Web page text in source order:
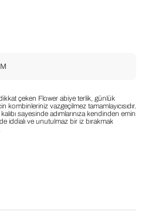
dikkat çeken Flower abiye terlik, günlük
kombinleriniz vazgeçilmez tamamlayıcısıdır.
sayesinde adımlarınıza kendinden emin
iddialı ve unutulmaz bir iz bırakmak